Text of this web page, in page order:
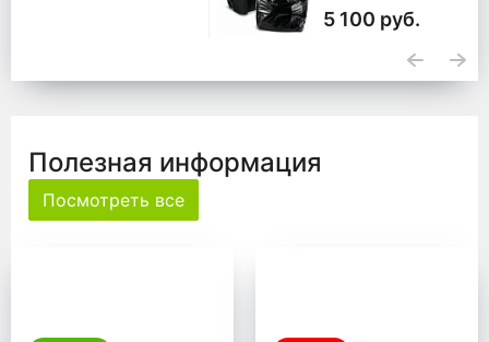
Полезная информация
Посмотреть все